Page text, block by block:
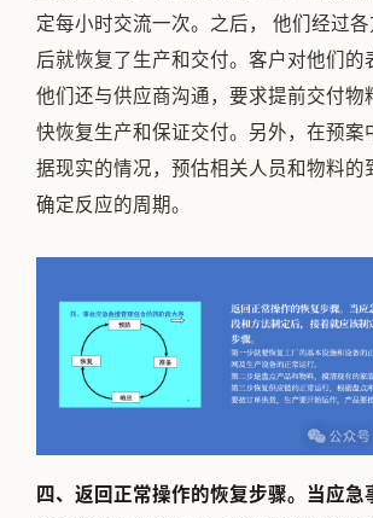
定每小时交流一次。之后， 他们经过
后就恢复了生产和交付。客户对他们的
他们还与供应商沟通，要求提前交付物
快恢复生产和保证交付。另外，在预案
据现实的情况，预估相关人员和物料的
确定反应的周期。
四、返回正常操作的恢复步骤。当应急